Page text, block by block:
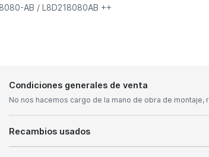
AB / L8D218080AB ++
Condiciones generales de venta
No nos hacemos cargo de la mano de obra de
Recambios usados